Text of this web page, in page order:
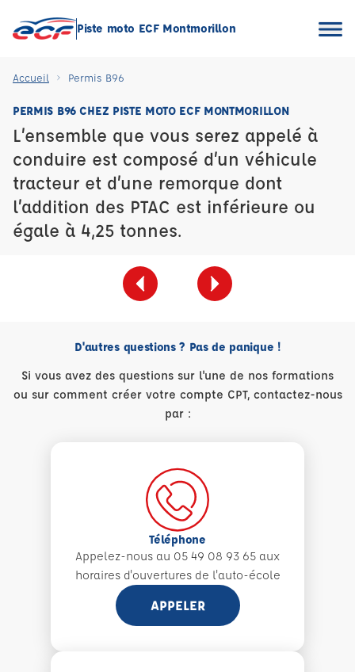
Piste moto ECF Montmorillon
Accueil Permis B96
PERMIS B96 CHEZ PISTE MOTO ECF MONTMORILLON
L’ensemble que vous serez appelé à
conduire est composé d’un véhicule
tracteur et d’une remorque dont
l’addition des PTAC est inférieure ou
égale à 4,25 tonnes.
D'autres questions ? Pas de panique !
Si vous avez des questions sur l'une de nos formations
ou sur comment créer votre compte CPT, contactez-nous
par :
Téléphone
Appelez-nous au 05 49 08 93 65 aux
horaires d'ouvertures de l'auto-école
APPELER